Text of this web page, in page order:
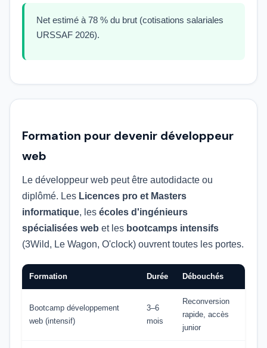
Net estimé à 78 % du brut (cotisations salariales
URSSAF 2026).
Formation pour devenir développeur
web
Le développeur web peut être autodidacte ou
diplômé. Les Licences pro et Masters
informatique, les écoles d'ingénieurs
spécialisées web et les bootcamps intensifs
(3Wild, Le Wagon, O'clock) ouvrent toutes les portes.
Formation Durée Débouchés
Bootcamp développement
web (intensif)
3–6
mois
Reconversion
rapide, accès
junior